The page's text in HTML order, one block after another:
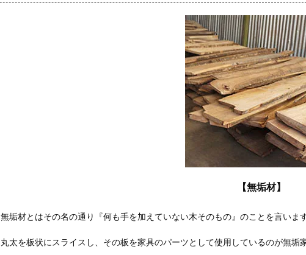
【無垢材】
無垢材とはその名の通り『何も手を加えていない木そのもの』のことを言います
丸太を板状にスライスし、その板を家具のパーツとして使用しているのが無垢